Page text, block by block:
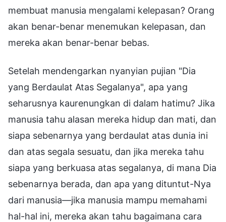
membuat manusia mengalami kelepasan? Orang
akan benar-benar menemukan kelepasan, dan
mereka akan benar-benar bebas.
Setelah mendengarkan nyanyian pujian "Dia
yang Berdaulat Atas Segalanya", apa yang
seharusnya kaurenungkan di dalam hatimu? Jika
manusia tahu alasan mereka hidup dan mati, dan
siapa sebenarnya yang berdaulat atas dunia ini
dan atas segala sesuatu, dan jika mereka tahu
siapa yang berkuasa atas segalanya, di mana Dia
sebenarnya berada, dan apa yang dituntut-Nya
dari manusia—jika manusia mampu memahami
hal-hal ini, mereka akan tahu bagaimana cara